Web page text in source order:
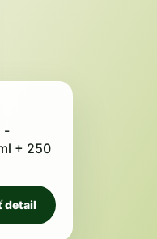
-
+ 250
detail